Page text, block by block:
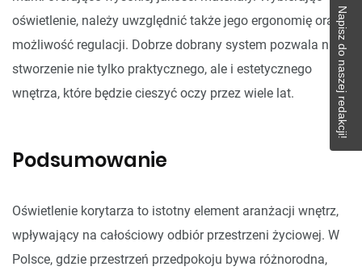
oświetlenie, należy uwzględnić także jego ergonomię oraz
możliwość regulacji. Dobrze dobrany system pozwala na
stworzenie nie tylko praktycznego, ale i estetycznego
wnętrza, które będzie cieszyć oczy przez wiele lat.
Podsumowanie
Oświetlenie korytarza to istotny element aranżacji wnętrz,
wpływający na całościowy odbiór przestrzeni życiowej. W
Polsce, gdzie przestrzeń przedpokoju bywa różnorodna,
Napisz do naszej redakcji!